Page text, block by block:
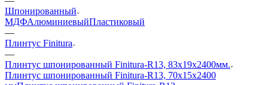
Шпонированный
МДФАлюминиевыйПластиковый
—
Плинтус Finitura
—
Плинтус шпонированный Finitura-R13, 83x19x2400мм.
Плинтус шпонированный Finitura-R13, 70x15х2400